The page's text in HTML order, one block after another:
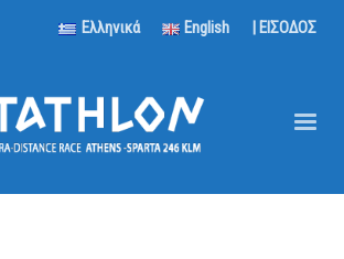
Ελληνικά English | ΕΙΣΟΔΟΣ